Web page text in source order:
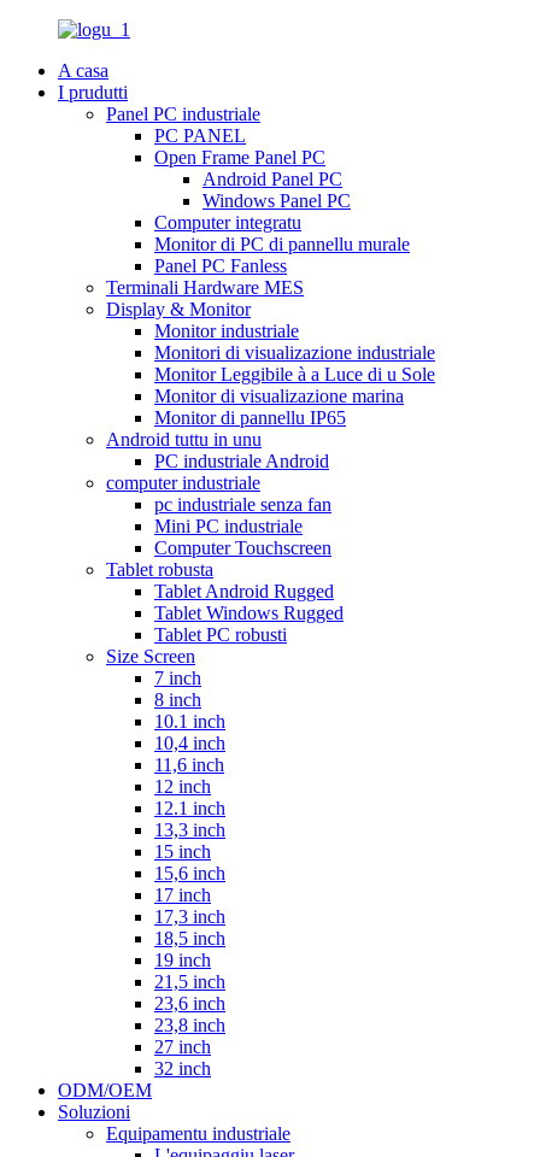
A casa
I prudutti
Panel PC industriale
PC PANEL
Open Frame Panel PC
Android Panel PC
Windows Panel PC
Computer integratu
Monitor di PC di pannellu murale
Panel PC Fanless
Terminali Hardware MES
Display & Monitor
Monitor industriale
Monitori di visualizazione industriale
Monitor Leggibile à a Luce di u Sole
Monitor di visualizazione marina
Monitor di pannellu IP65
Android tuttu in unu
PC industriale Android
computer industriale
pc industriale senza fan
Mini PC industriale
Computer Touchscreen
Tablet robusta
Tablet Android Rugged
Tablet Windows Rugged
Tablet PC robusti
Size Screen
7 inch
8 inch
10.1 inch
10,4 inch
11,6 inch
12 inch
12.1 inch
13,3 inch
15 inch
15,6 inch
17 inch
17,3 inch
18,5 inch
19 inch
21,5 inch
23,6 inch
23,8 inch
27 inch
32 inch
ODM/OEM
Soluzioni
Equipamentu industriale